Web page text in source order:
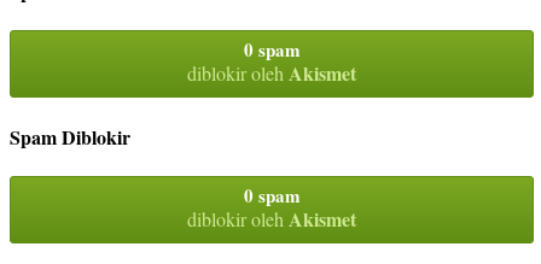
0 spam
diblokir oleh Akismet
Spam Diblokir
0 spam
diblokir olehAkismet